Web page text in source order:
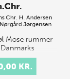
Chr. H. Andersen
Jørgensen
Mose rummer
fra
og ældre
KR.